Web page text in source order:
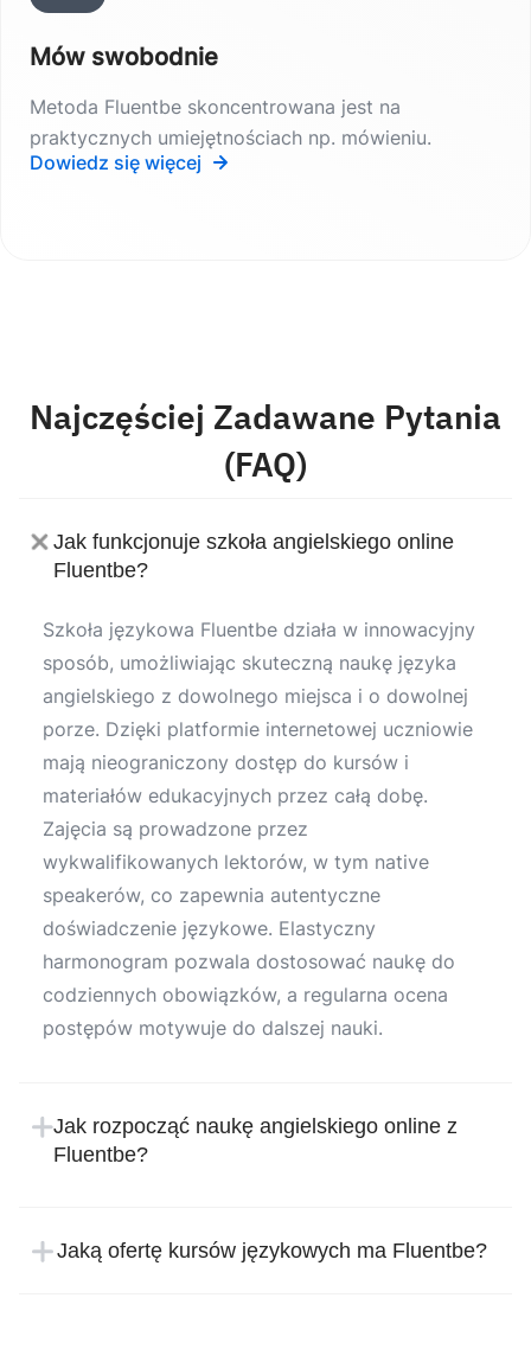
Mów swobodnie
Metoda Fluentbe skoncentrowana jest na
praktycznych umiejętnościach np. mówieniu.
Dowiedz się więcej
Najczęściej Zadawane Pytania
(FAQ)
Jak funkcjonuje szkoła angielskiego online
Fluentbe?
Szkoła językowa Fluentbe działa w innowacyjny
sposób, umożliwiając skuteczną naukę języka
angielskiego z dowolnego miejsca i o dowolnej
porze. Dzięki platformie internetowej uczniowie
mają nieograniczony dostęp do kursów i
materiałów edukacyjnych przez całą dobę.
Zajęcia są prowadzone przez
wykwalifikowanych lektorów, w tym native
speakerów, co zapewnia autentyczne
doświadczenie językowe. Elastyczny
harmonogram pozwala dostosować naukę do
codziennych obowiązków, a regularna ocena
postępów motywuje do dalszej nauki.
Jak rozpocząć naukę angielskiego online z
Fluentbe?
intuicyjne. Wystarczy zarejestrować się na
Jaką ofertę kursów językowych ma Fluentbe?